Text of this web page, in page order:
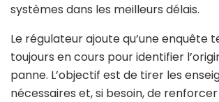
systèmes dans les meilleurs délais.
Le régulateur ajoute qu’une enquête
toujours en cours pour identifier
panne. L’objectif est de tirer les
nécessaires et, si besoin, de